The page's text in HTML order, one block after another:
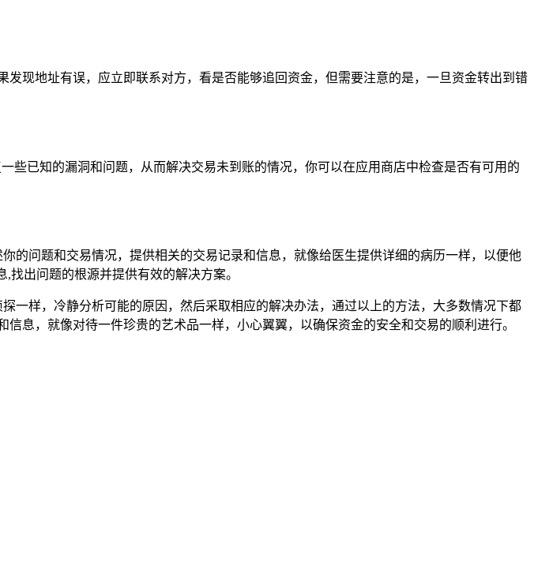
现地址有误，应立即联系对方，看是否能够追回资金，但需要注意的是，一旦资金转出到错
些已知的漏洞和问题，从而解决交易未到账的情况，你可以在应用商店中检查是否有可用的
的问题和交易情况，提供相关的交易记录和信息，就像给医生提供详细的病历一样，以便他
出问题的根源并提供有效的解决方案。
一样，冷静分析可能的原因，然后采取相应的解决办法，通过以上的方法，大多数情况下都
息，就像对待一件珍贵的艺术品一样，小心翼翼，以确保资金的安全和交易的顺利进行。